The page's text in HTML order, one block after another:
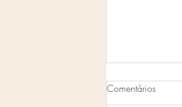
Comentários